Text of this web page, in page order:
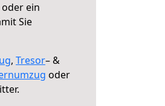
ein
Sie
, Tresor– &
oder